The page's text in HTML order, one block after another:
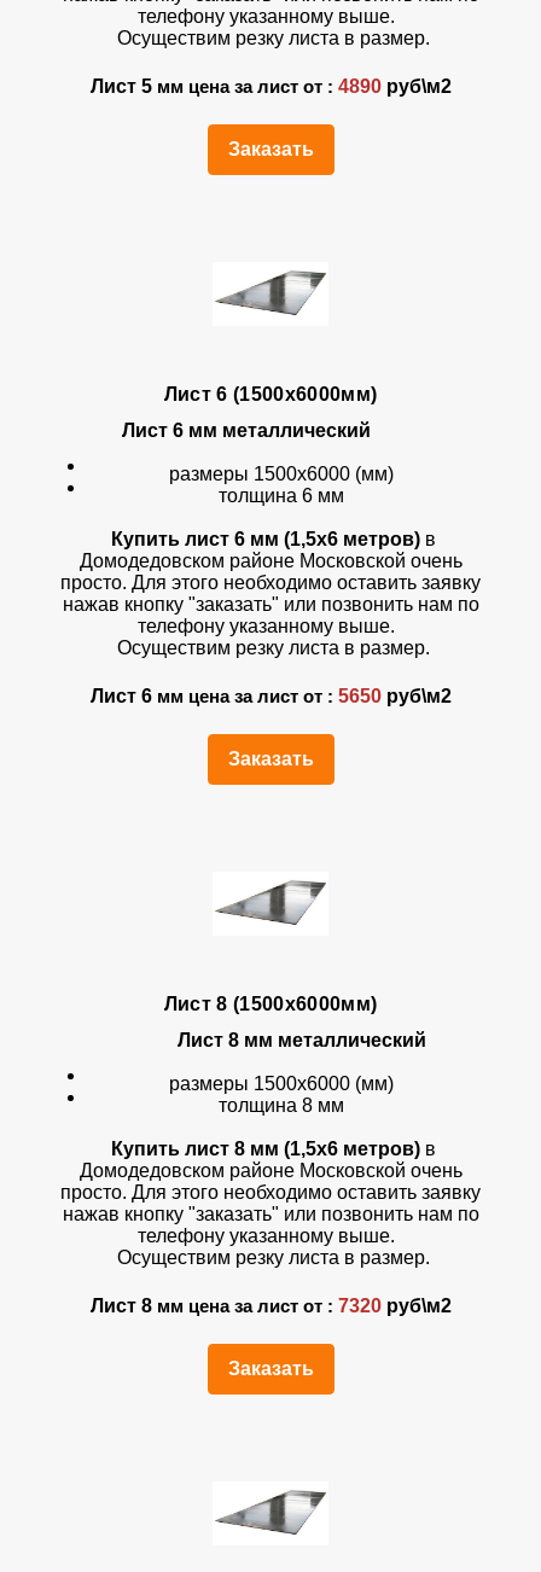
телефону указанному выше.
Осуществим резку листа в размер.
Лист 5 мм цена за лист от : 4890руб\м2
Заказать
Лист 6 (1500х6000мм)
Лист 6 мм металлический
размеры 1500х6000 (мм)
толщина 6 мм
Купить лист 6 мм (1,5х6 метров)в
Домодедовском районе Московской очень
просто. Для этого необходимо оставить заявку
нажав кнопку "заказать" или позвонить нам по
телефону указанному выше.
Осуществим резку листа в размер.
Лист 6 мм цена за лист от : 5650руб\м2
Заказать
Лист 8 (1500х6000мм)
Лист 8 мм металлический
размеры 1500х6000 (мм)
толщина 8 мм
Купить лист 8 мм (1,5х6 метров)в
Домодедовском районе Московской очень
просто. Для этого необходимо оставить заявку
нажав кнопку "заказать" или позвонить нам по
телефону указанному выше.
Осуществим резку листа в размер.
Лист 8 мм цена за лист от : 7320руб\м2
Заказать